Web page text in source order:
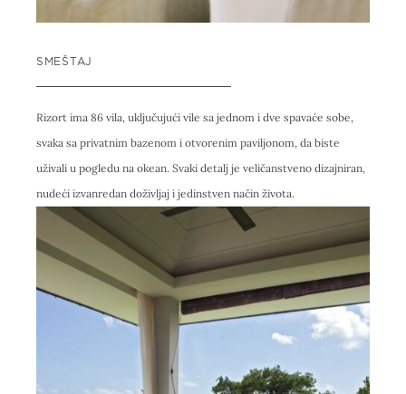
SMEŠTAJ
Rizort ima 86 vila, uključujući vile sa jednom i dve spavaće sobe,
svaka sa privatnim bazenom i otvorenim paviljonom, da biste
uživali u pogledu na okean. Svaki detalj je veličanstveno dizajniran,
nudeći izvanredan doživljaj i jedinstven način života.